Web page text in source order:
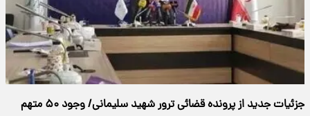
جزئیات جدید از پرونده قضائی ترور شهید سلیمانی/ وجود ۵۰ متهم